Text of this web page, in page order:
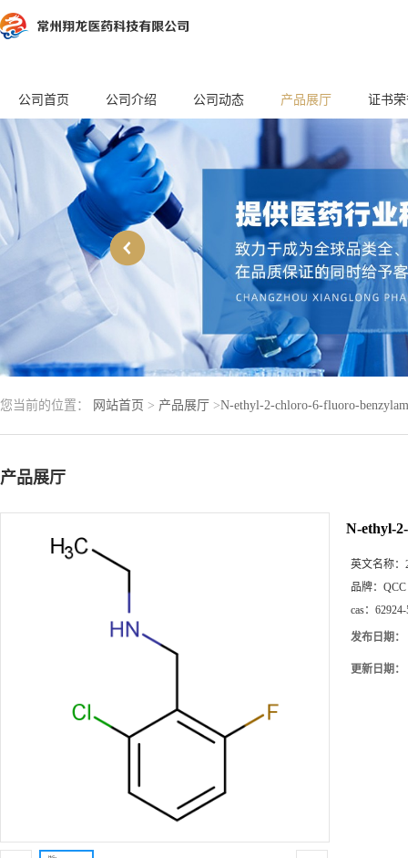
公司首页 公司介绍 公司动态 产品展厅 证书
您当前的位置： 网站首页 > 产品展厅 >N-ethyl-2-chloro-6-fluoro-
产品展厅
N-ethyl-
英文名称：
品牌： QCC
cas：
发布日期：
更新日期：